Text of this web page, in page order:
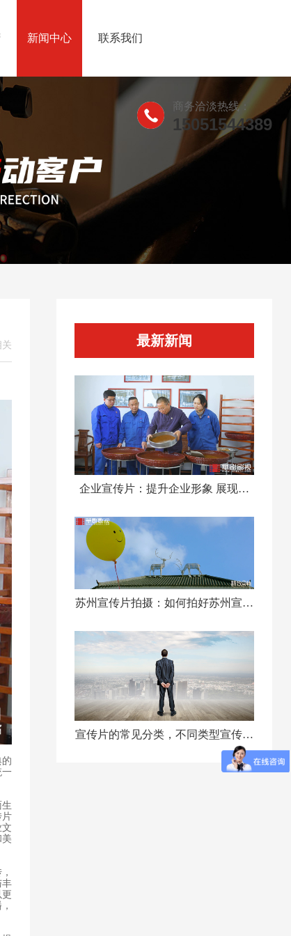
新闻中心 联系我们
商务洽淡热线：
15051544389
一
片
丰
最新新闻
企业宣传片：提升企业形象 展现品
牌价值
苏州宣传片拍摄：如何拍好苏州宣传
片？
宣传片的常见分类，不同类型宣传片